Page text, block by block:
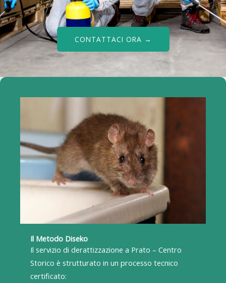
CONTATTACI ORA →
Il Metodo Diseko
Il servizio di derattizzazione a Prato – Centro
Storico è strutturato in un processo tecnico
certificato: